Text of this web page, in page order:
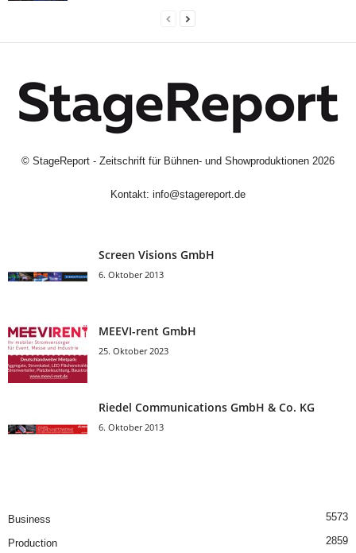
© StageReport - Zeitschrift für Bühnen- und Showproduktionen 2026
Kontakt: info@stagereport.de
Screen Visions GmbH
6. Oktober 2013
MEEVI-rent GmbH
25. Oktober 2023
Riedel Communica­tions GmbH & Co. KG
6. Oktober 2013
Business 5573
Production 2859